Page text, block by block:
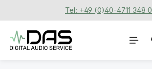
Zum Hauptinhalt springenTel: +49 (0)40-4711 348 0